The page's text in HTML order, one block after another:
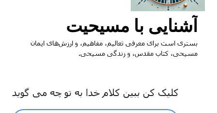
آشنایی با مسیحیت
بستری است برای معرفی تعالیم، مفاهیم، و ارزش‌های ایمان
مسیحی، کتاب مقدس، و زندگی مسیحی.
کلیک کن ببین کلام خدا به تو چه می گوید